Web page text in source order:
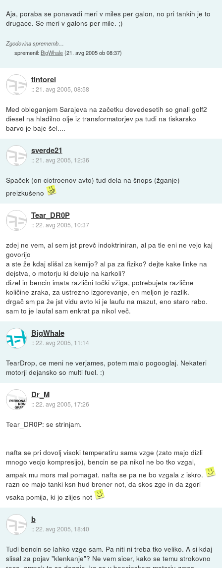
Aja, poraba se ponavadi meri v miles per galon, no pri tankih je to
drugace. Se meri v galons per mile. ;)
Zgodovina sprememb…
spremenil: BigWhale(21. avg 2005 ob 08:37)
tintorel
::21. avg 2005, 08:58
Med obleganjem Sarajeva na začetku devedesetih so gnali golf2
diesel na hladilno olje iz transformatorjev pa tudi na tiskarsko
barvo je baje šel....
sverde21
::21. avg 2005, 12:36
Spaček (on ciotroenov avto) tud dela na šnops (žganje)
preizkušeno
Tear_DR0P
::22. avg 2005, 10:37
zdej ne vem, al sem jst prevč indoktriniran, al pa tle eni ne vejo kaj
govorijo
a ste že kdaj slišal za kemijo? al pa za fiziko? dejte kake linke na
dejstva, o motorju ki deluje na karkoli?
dizel in bencin imata različni točki vžiga, potrebujeta različne
količine zraka, za ustrezno izgorevanje, en meljon je razlik.
drgač sm pa že jst vidu avto ki je laufu na mazut, eno staro rabo.
sam to je laufal sam enkrat pa nikol več.
BigWhale
::22. avg 2005, 11:14
TearDrop, ce meni ne verjames, potem malo pogooglaj. Nekateri
motorji dejansko so multi fuel. :)
Dr_M
::22. avg 2005, 17:26
Tear_DR0P: se strinjam.
nafta se pri dovolj visoki temperatiru sama vzge (zato majo dizli
mnogo vecjo kompresijo), bencin se pa nikol ne bo tko vzgal,
ampak mu mors mal pomagat. nafta se pa ne bo vzgala z iskro.
razn ce majo tanki ksn hud brener not, da skos zge in da zgori
vsaka pomija, ki jo zlijes not
b
::22. avg 2005, 18:40
Tudi bencin se lahko vzge sam. Pa niti ni treba tko veliko. A si kdaj
slisal za pojav "klenkanje"? Ne vem sicer, kako se temu strokovno